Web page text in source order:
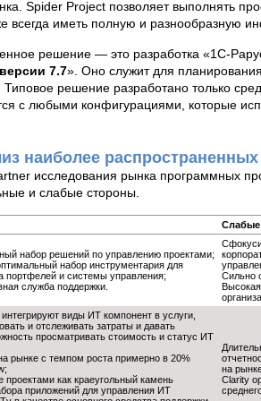
Spider Project позволяет выполнять
всегда иметь полную и разнообразную
решение — это разработка «1С-
7.7». Оно служит для
Типовое решение разработано только
с любыми конфигурациями, которые
наиболее распространенных
исследования рынка программных
и слабые стороны.
Слабые
набор решений по управлению проектами;
набор инструментария для
портфелей и системы управления;
служба поддержки.
Сильно
виды ИТ компонент в услуги,
и отслеживать затраты и давать
просматривать стоимость и статус ИТ
рынке с темпом роста примерно в 20%
проектами как краеугольный камень
приложений для управления ИТ
на
Clarity